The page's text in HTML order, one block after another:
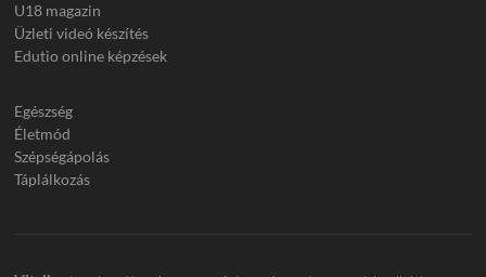
U18 magazin
Üzleti videó készítés
Edutio online képzések
Egészség
Életmód
Szépségápolás
Táplálkozás